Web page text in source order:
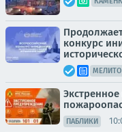
конкурс
ПАБЛИКИ